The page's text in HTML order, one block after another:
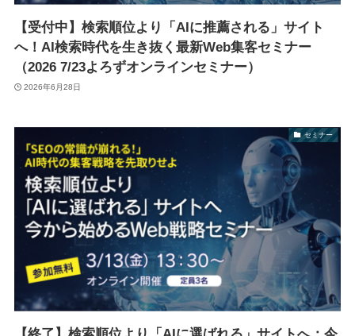
【受付中】検索順位より「AIに推薦される」サイト
へ！AI検索時代を生き抜く最新Web集客セミナー
（2026 7/23よろずオンラインセミナー）
2026年6月28日
セミナー